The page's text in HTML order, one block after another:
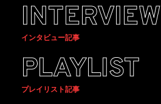
INTERVIEW
インタビュー記事
PLAYLIST
プレイリスト記事